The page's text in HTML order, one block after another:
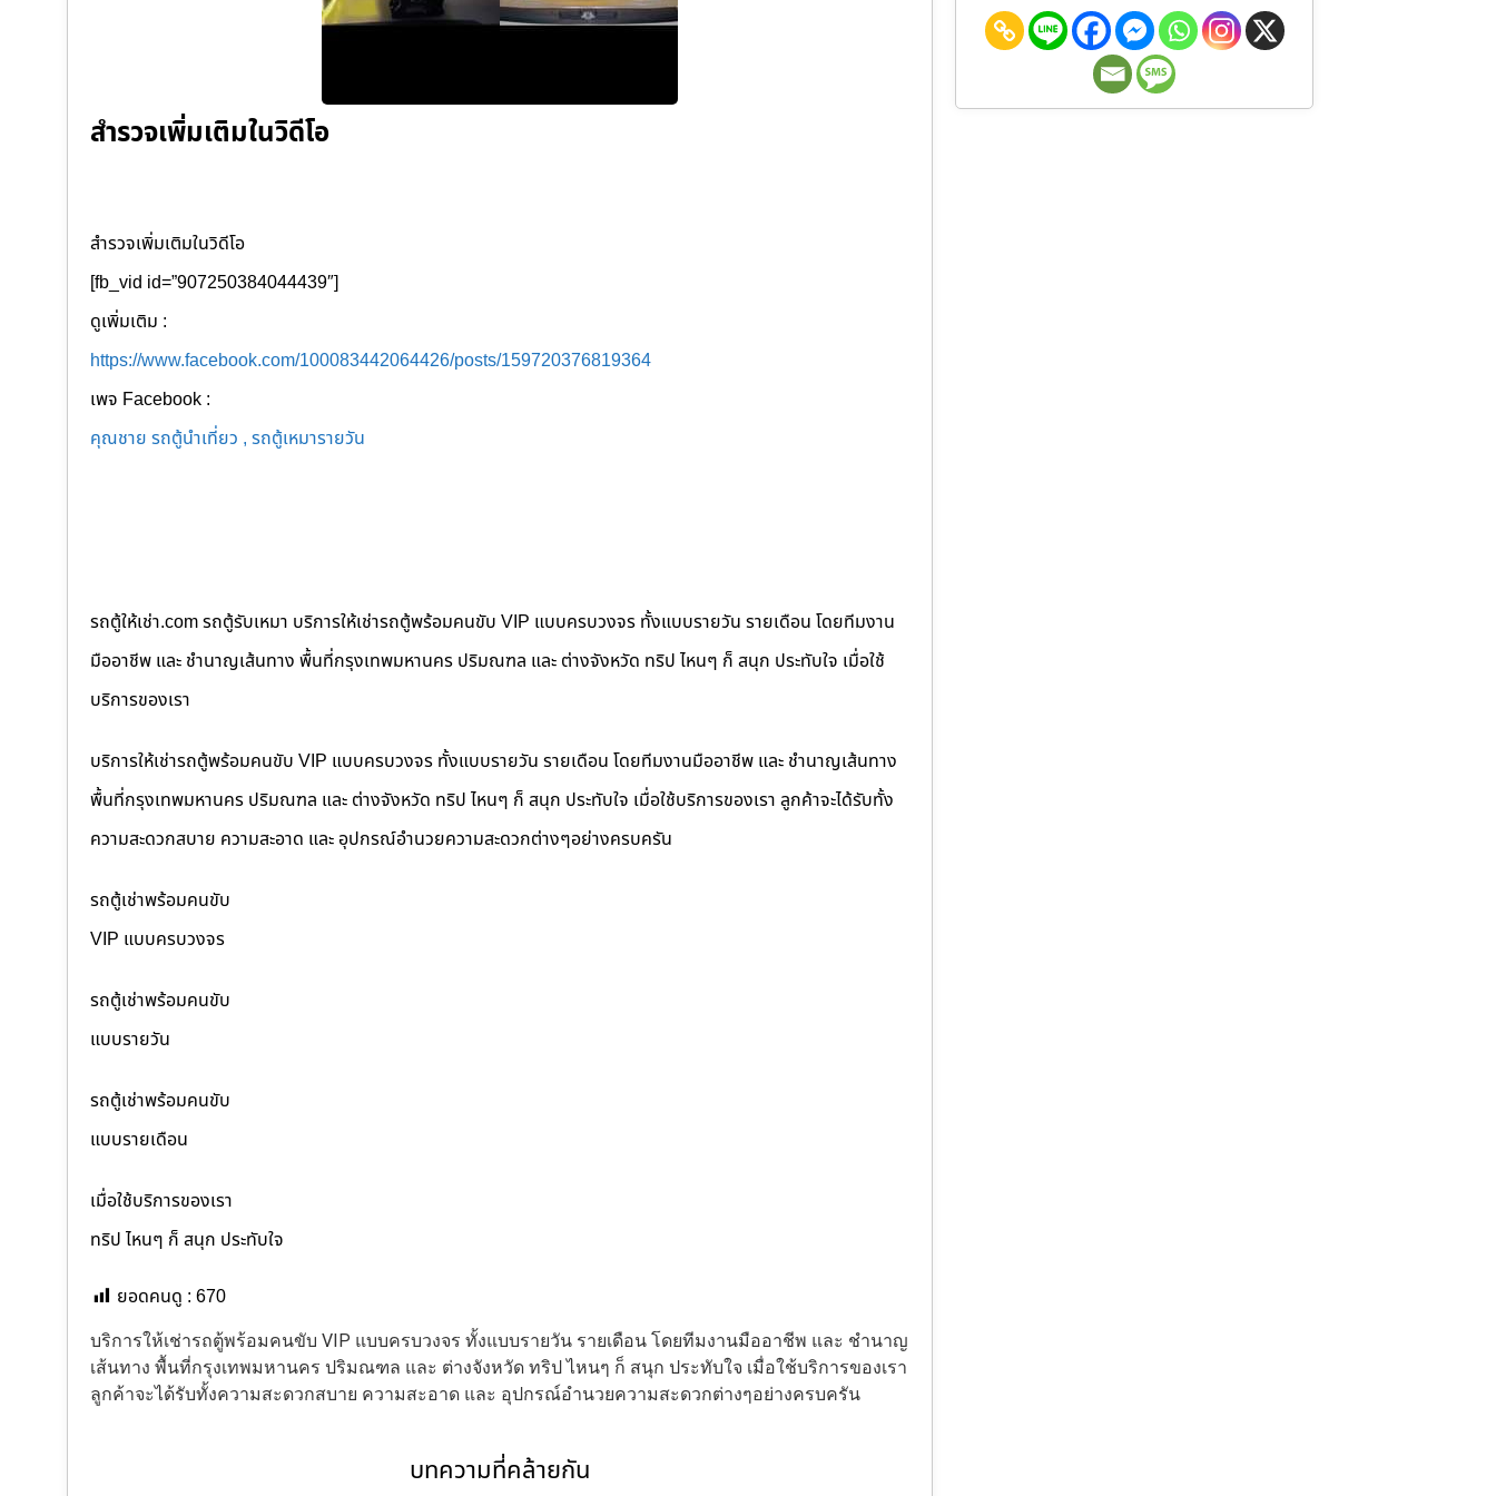
สำรวจเพิ่มเติมในวิดีโอ
สำรวจเพิ่มเติมในวิดีโอ
[fb_vid id=”907250384044439″]
ดูเพิ่มเติม :
https://www.facebook.com/100083442064426/posts/159720376819364
เพจ Facebook :
คุณชาย รถตู้นำเที่ยว , รถตู้เหมารายวัน
รถตู้ให้เช่า.com รถตู้รับเหมา บริการให้เช่ารถตู้พร้อมคนขับ VIP แบบครบวงจร ทั้งแบบรายวัน รายเดือน โดยทีมงาน
มืออาชีพ และ ชำนาญเส้นทาง พื้นที่กรุงเทพมหานคร ปริมณฑล และ ต่างจังหวัด ทริป ไหนๆ ก็ สนุก ประทับใจ เมื่อใช้
บริการของเรา
บริการให้เช่ารถตู้พร้อมคนขับ VIP แบบครบวงจร ทั้งแบบรายวัน รายเดือน โดยทีมงานมืออาชีพ และ ชำนาญเส้นทาง
พื้นที่กรุงเทพมหานคร ปริมณฑล และ ต่างจังหวัด ทริป ไหนๆ ก็ สนุก ประทับใจ เมื่อใช้บริการของเรา ลูกค้าจะได้รับทั้ง
ความสะดวกสบาย ความสะอาด และ อุปกรณ์อำนวยความสะดวกต่างๆอย่างครบครัน
รถตู้เช่าพร้อมคนขับ
VIP แบบครบวงจร
รถตู้เช่าพร้อมคนขับ
แบบรายวัน
รถตู้เช่าพร้อมคนขับ
แบบรายเดือน
เมื่อใช้บริการของเรา
ทริป ไหนๆ ก็ สนุก ประทับใจ
ยอดคนดู : 670
บริการให้เช่ารถตู้พร้อมคนขับ VIP แบบครบวงจร ทั้งแบบรายวัน รายเดือน โดยทีมงานมืออาชีพ และ ชำนาญ
เส้นทาง พื้นที่กรุงเทพมหานคร ปริมณฑล และ ต่างจังหวัด ทริป ไหนๆ ก็ สนุก ประทับใจ เมื่อใช้บริการของเรา
ลูกค้าจะได้รับทั้งความสะดวกสบาย ความสะอาด และ อุปกรณ์อำนวยความสะดวกต่างๆอย่างครบครัน
บทความที่คล้ายกัน